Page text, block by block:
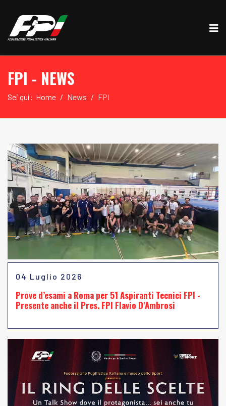
FPI - NEWS
Sei qui: Home News FPI
04 Luglio 2026
Prove d’esami a Roma per 51 Aspiranti Tecnici FPI -
Presente anche il Pres. FPI Flavio D’Ambrosi